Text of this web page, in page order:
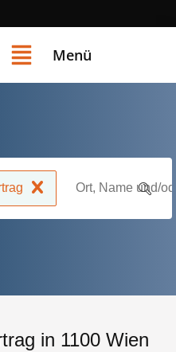
Menü
in 1100 Wien